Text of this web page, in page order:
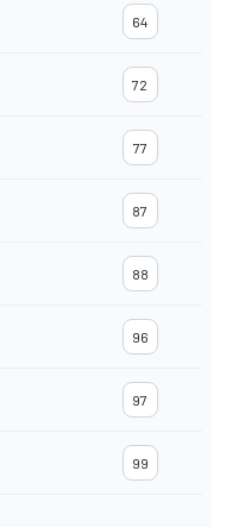
64
72
77
87
88
96
97
99